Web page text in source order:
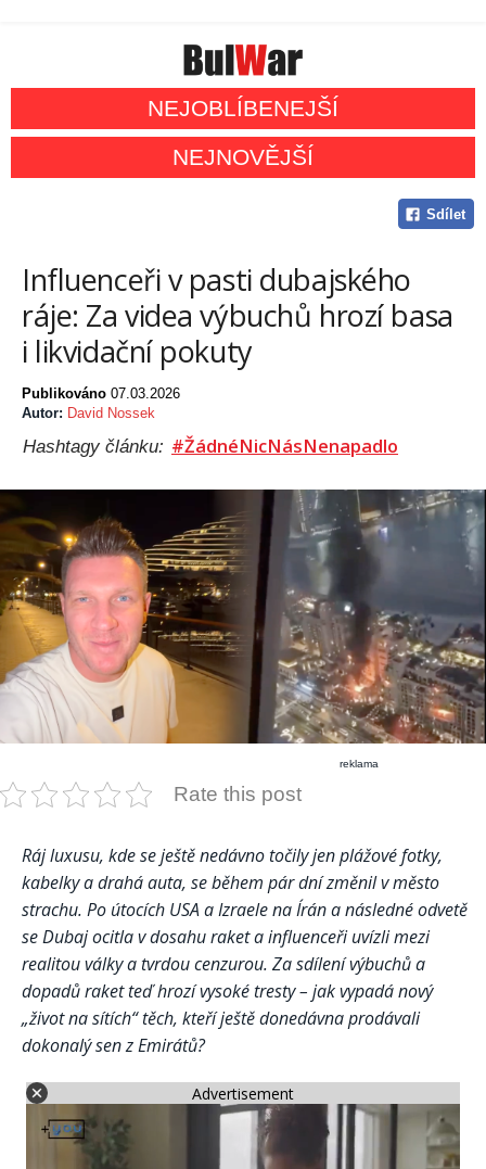
NEJOBLÍBENEJŠÍ
NEJNOVĚJŠÍ
Sdílet
Influenceři v pasti dubajského
ráje: Za videa výbuchů hrozí basa
i likvidační pokuty
Publikováno 07.03.2026
Autor: David Nossek
Hashtagy článku: #ŽádnéNicNásNenapadlo
reklama
Rate this post
Ráj luxusu, kde se ještě nedávno točily jen plážové fotky,
kabelky a drahá auta, se během pár dní změnil v město
strachu. Po útocích USA a Izraele na Írán a následné odvetě
se Dubaj ocitla v dosahu raket a influenceři uvízli mezi
realitou války a tvrdou cenzurou. Za sdílení výbuchů a
dopadů raket teď hrozí vysoké tresty – jak vypadá nový
„život na sítích“ těch, kteří ještě donedávna prodávali
dokonalý sen z Emirátů?
Advertisement